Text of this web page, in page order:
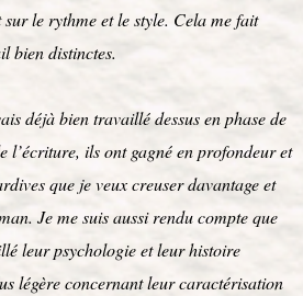
le rythme et le style. Cela me fait
bien distinctes.
déjà bien travaillé dessus en phase de
l’écriture, ils ont gagné en profondeur et
que je veux creuser davantage et
Je me suis aussi rendu compte que
leur psychologie et leur histoire
légère concernant leur caractérisation